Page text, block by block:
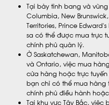
Tại bảy tỉnh bang và
Columbia, New
Territories, Prince
sa có thể được mua trực
chính phủ quản lý.
Ở Saskatchewan,
và Ontario, việc mua
cửa hàng hoặc trực
bạn chỉ có thể mua
chính phủ điều hành
Tại khu vực Tây Bắc,